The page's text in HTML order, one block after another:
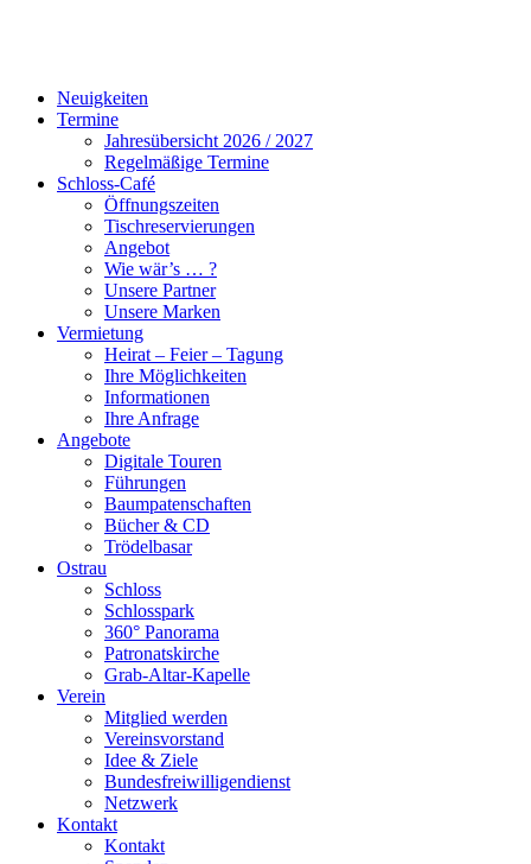
Neuigkeiten
Termine
Jahresübersicht 2026 / 2027
Regelmäßige Termine
Schloss-Café
Öffnungszeiten
Tischreservierungen
Angebot
Wie wär’s … ?
Unsere Partner
Unsere Marken
Vermietung
Heirat – Feier – Tagung
Ihre Möglichkeiten
Informationen
Ihre Anfrage
Angebote
Digitale Touren
Führungen
Baumpatenschaften
Bücher & CD
Trödelbasar
Ostrau
Schloss
Schlosspark
360° Panorama
Patronatskirche
Grab-Altar-Kapelle
Verein
Mitglied werden
Vereinsvorstand
Idee & Ziele
Bundesfreiwilligendienst
Netzwerk
Kontakt
Kontakt